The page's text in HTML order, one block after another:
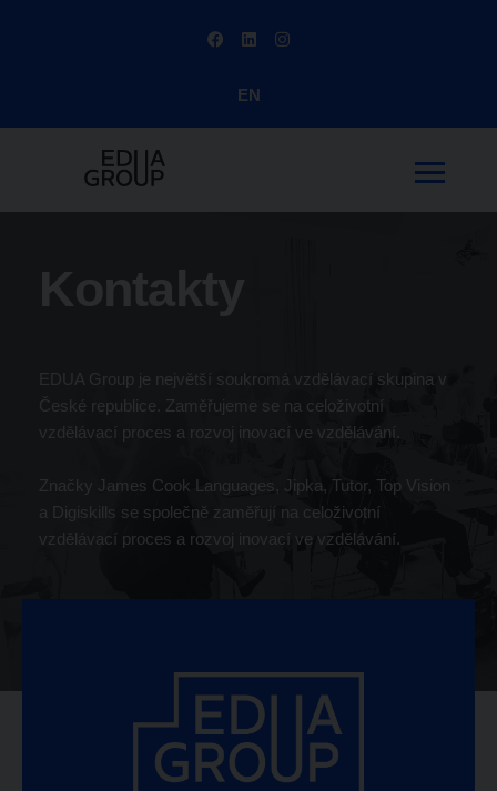
EN
Kontakty
EDUA Group je největší soukromá vzdělávací skupina v
České republice. Zaměřujeme se na celoživotní
vzdělávací proces a rozvoj inovací ve vzdělávání.
Značky James Cook Languages, Jipka, Tutor, Top Vision
a Digiskills se společně zaměřují na celoživotní
vzdělávací proces a rozvoj inovací ve vzdělávání.